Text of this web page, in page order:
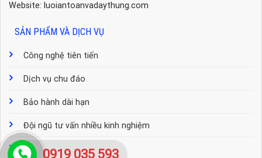
Website: luoiantoanvadaythung.com
SẢN PHẨM VÀ DỊCH VỤ
Công nghệ tiên tiến
Dịch vụ chu đáo
Bảo hành dài hạn
Đội ngũ tư vấn nhiều kinh nghiệm
Hỗ trợ nhiệt tình
0919 035 593